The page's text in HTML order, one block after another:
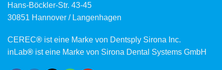
Hans-Böckler-Str. 43-45
30851 Hannover / Langenhagen
CEREC® ist eine Marke von Dentsply Sirona Inc.
inLab® ist eine Marke von Sirona Dental Systems GmbH